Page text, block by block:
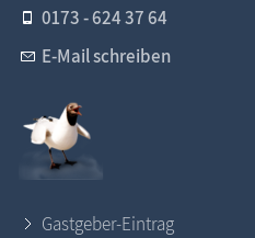
0173 - 624 37 64
E-Mail schreiben
Gastgeber-Eintrag